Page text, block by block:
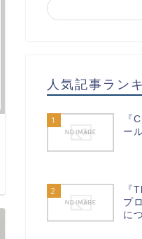
人気記事ラン
1
『
ー
2
『
プ
に